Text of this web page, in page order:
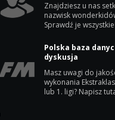
Znajdziesz u nas
nazwisk
Sprawdź je
Polska baza
dyskusja
Masz uwagi do
wykonania
lub 1. ligi? Napisz